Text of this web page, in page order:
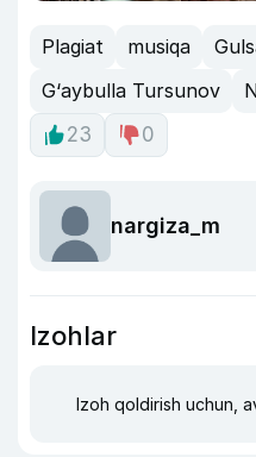
Plagiat musiqa
G‘aybulla Tursunov
23
0
nargiza_m
Izohlar
Izoh qoldirish uchun,